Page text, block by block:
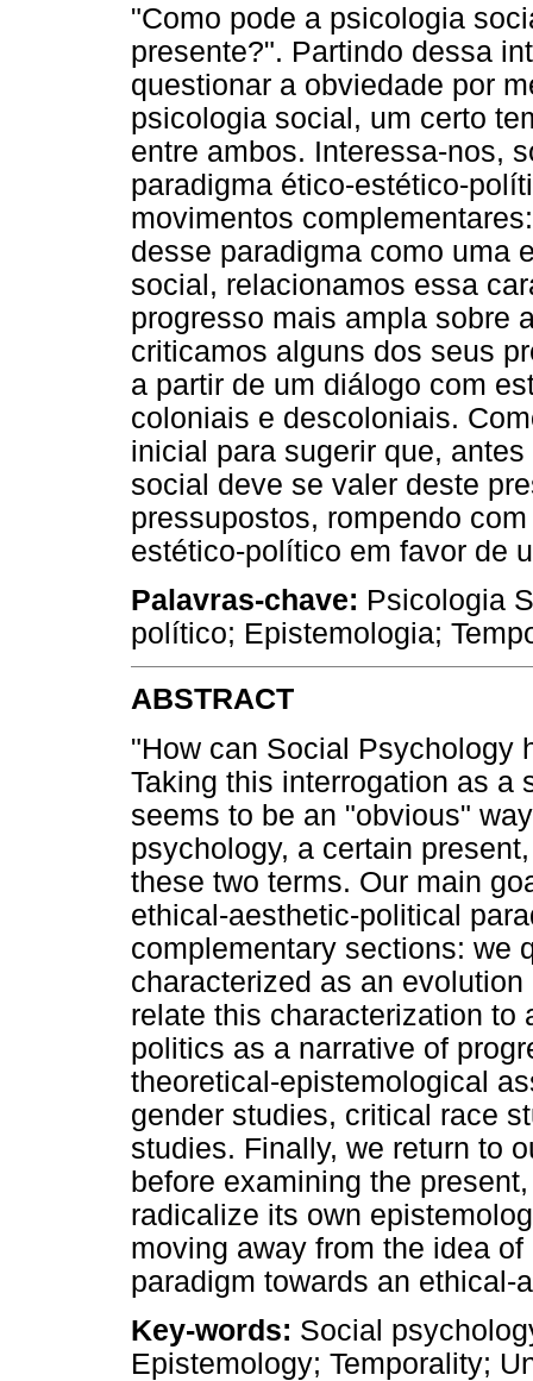
"Como pode a psicologia
presente?". Partindo dessa
questionar a obviedade por
psicologia social, um certo
entre ambos. Interessa-nos,
paradigma ético-estético-
movimentos
desse paradigma como uma
social, relacionamos essa
progresso mais ampla sobre
criticamos alguns dos seus
a partir de um diálogo com
coloniais e descoloniais.
inicial para sugerir que,
social deve se valer deste
pressupostos, rompendo
estético-político em favor de
Palavras-chave: Psicologia
político; Epistemologia;
ABSTRACT
"How can Social Psychology
Taking this interrogation as a
seems to be an "obvious"
psychology, a certain
these two terms. Our main
ethical-aesthetic-political
complementary sections: we
characterized as an
relate this characterization to
politics as a narrative of
theoretical-epistemological
gender studies, critical race
studies. Finally, we return to
before examining the
radicalize its own
moving away from the idea
paradigm towards an ethical-
Key-words: Social
Epistemology; Temporality;